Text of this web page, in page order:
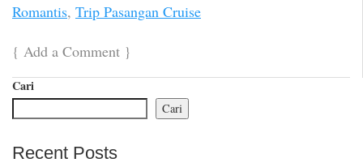
Romantis, Trip Pasangan Cruise
{ Add a Comment }
Cari
Cari
Recent Posts